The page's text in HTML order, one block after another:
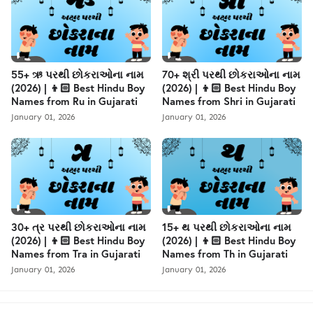
55+ ઋ પરથી છોકરાઓના નામ
(2026) | 👦🏻 Best Hindu Boy
Names from Ru in Gujarati
January 01, 2026
70+ શ્રી પરથી છોકરાઓના નામ
(2026) | 👦🏻 Best Hindu Boy
Names from Shri in Gujarati
January 01, 2026
30+ ત્ર પરથી છોકરાઓના નામ
(2026) | 👦🏻 Best Hindu Boy
Names from Tra in Gujarati
January 01, 2026
15+ થ પરથી છોકરાઓના નામ
(2026) | 👦🏻 Best Hindu Boy
Names from Th in Gujarati
January 01, 2026